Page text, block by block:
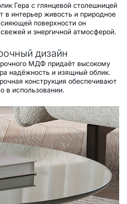
Гера с глянцевой столешницей
в интерьер живость и природное
поверхности он
и энергичной атмосферой.
дизайн
МДФ придаёт высокому
надёжность и изящный облик.
конструкция обеспечивают
в использовании.